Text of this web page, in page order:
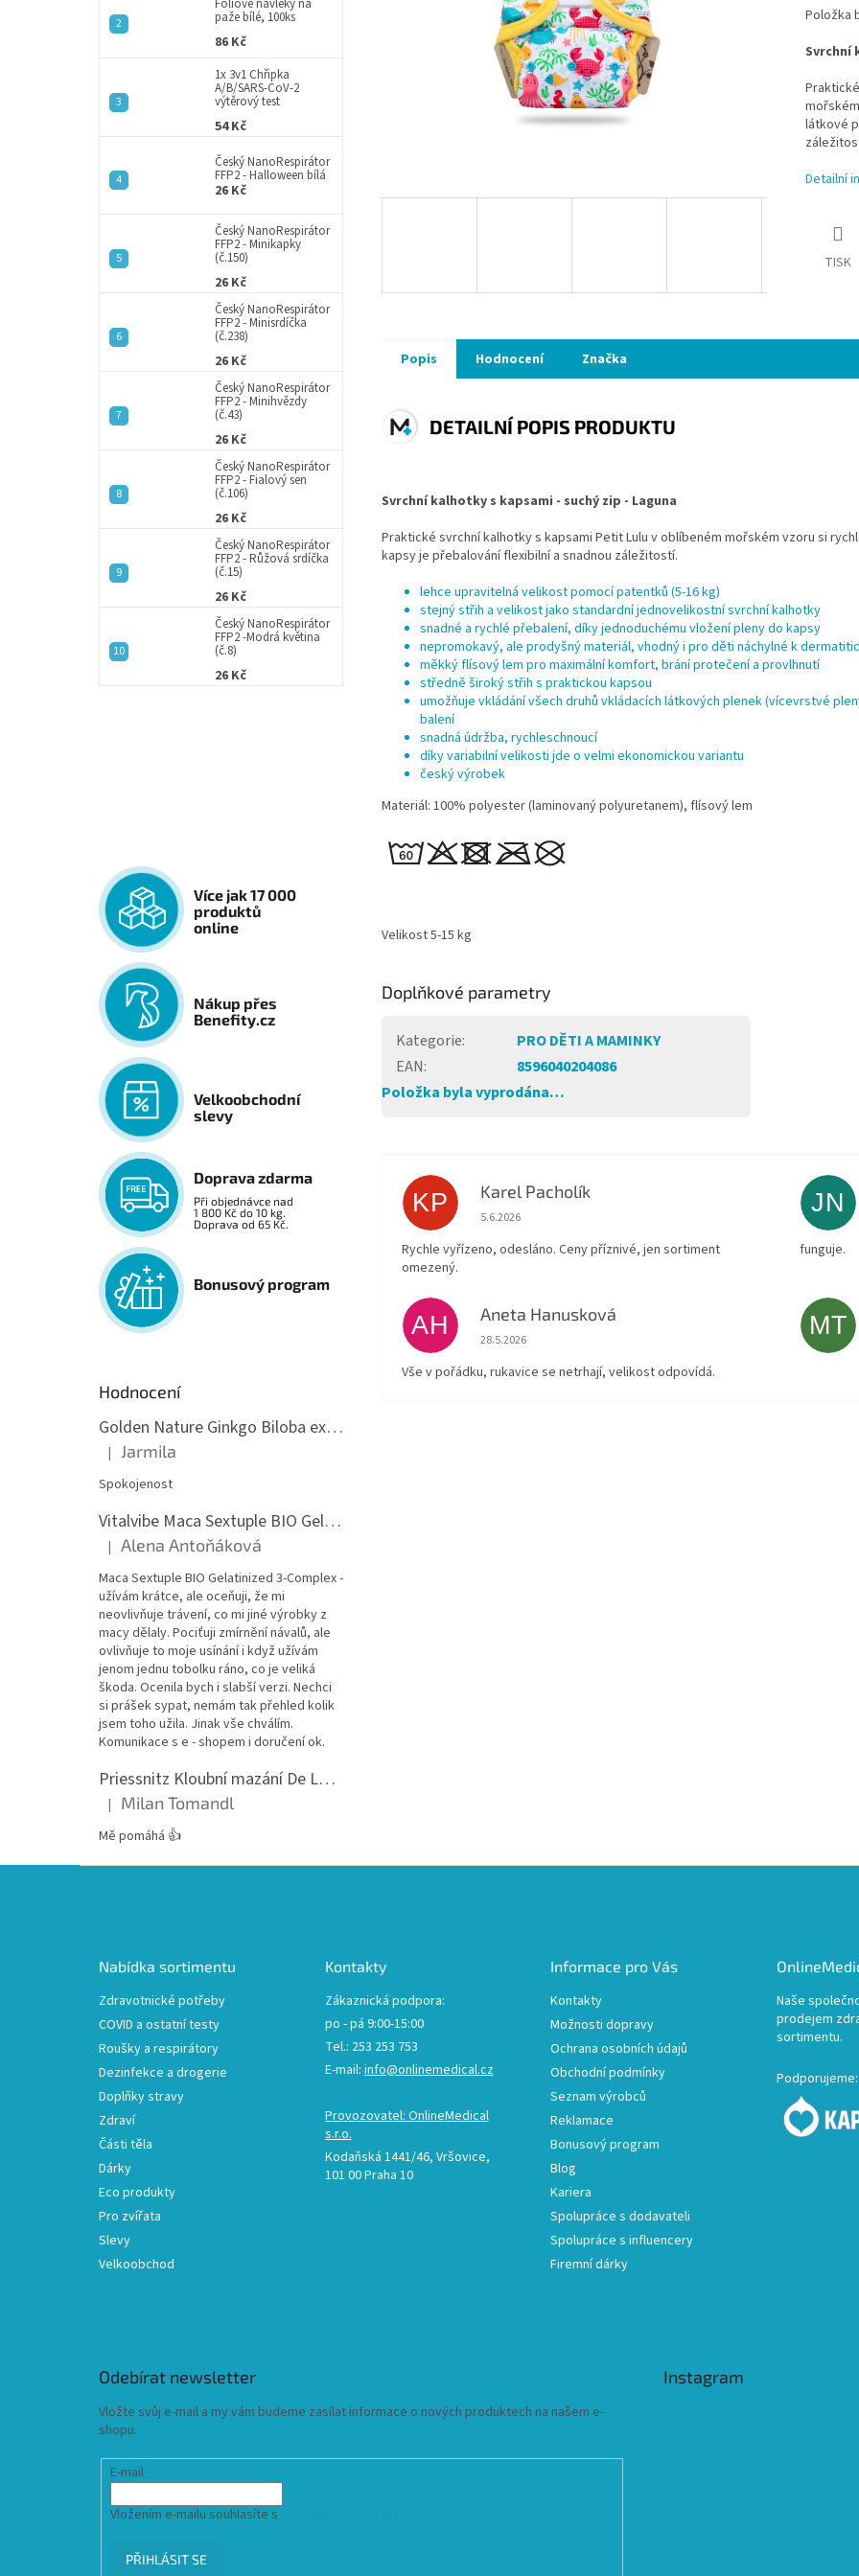
paže bílé, 100ks
86 Kč
1x 3v1 Chřipka
A/B/SARS-CoV-2
výtěrový test
54 Kč
Český NanoRespirátor
FFP2 - Halloween bílá
26 Kč
Český NanoRespirátor
FFP2 - Minikapky
(č.150)
26 Kč
Český NanoRespirátor
FFP2 - Minisrdíčka
(č.238)
26 Kč
Český NanoRespirátor
FFP2 - Minihvězdy
(č.43)
26 Kč
Český NanoRespirátor
FFP2 - Fialový sen
(č.106)
26 Kč
Český NanoRespirátor
FFP2 - Růžová srdíčka
(č.15)
26 Kč
Český NanoRespirátor
FFP2 -Modrá květina
(č.8)
26 Kč
Více jak 17 000
produktů
online
Nákup přes
Benefity.cz
Velkoobchodní
slevy
Doprava zdarma
Při objednávce nad
1 800 Kč do 10 kg.
Doprava od 65 Kč.
Bonusový program
Hodnocení
Golden Nature Ginkgo Biloba extrakt 50:1 60mg, 100 kapslí
Hodnocení produktu je 5 z 5 hvězdiček.
| Jarmila
Spokojenost
Vitalvibe Maca Sextuple BIO Gelatinized 3-Complex, 60 kapslí
Hodnocení produktu je 5 z 5 hvězdiček.
| Alena Antoňáková
Maca Sextuple BIO Gelatinized 3-Complex -
užívám krátce, ale oceňuji, že mi
neovlivňuje trávení, co mi jiné výrobky z
macy dělaly. Pociťuji zmírnění návalů, ale
ovlivňuje to moje usínání i když užívám
jenom jednu tobolku ráno, co je veliká
škoda. Ocenila bych i slabší verzi. Nechci
si prášek sypat, nemám tak přehled kolik
jsem toho užila. Jinak vše chválím.
Komunikace s e - shopem i doručení ok.
Priessnitz Kloubní mazání De Luxe, 200ml
Hodnocení produktu je 5 z 5 hvězdiček.
| Milan Tomandl
Mě pomáhá 👍
Položka
Svrchní
látkové
Detailní
TISK
Popis Hodnocení Značka
DETAILNÍ POPIS PRODUKTU
Svrchní kalhotky s kapsami - suchý zip - Laguna
Praktické svrchní kalhotky s kapsami Petit Lulu v oblíbeném mořském vzoru si
kapsy je přebalování flexibilní a snadnou záležitostí.
lehce upravitelná velikost pomocí patentků (5-16 kg)
stejný střih a velikost jako standardní jednovelikostní svrchní kalhotky
snadné a rychlé přebalení, díky jednoduchému vložení pleny do kapsy
nepromokavý, ale prodyšný materiál, vhodný i pro děti náchylné k
měkký flísový lem pro maximální komfort, brání protečení a provlhnutí
středně široký střih s praktickou kapsou
umožňuje vkládání všech druhů vkládacích látkových plenek (vícevrstvé
balení
snadná údržba, rychleschnoucí
díky variabilní velikosti jde o velmi ekonomickou variantu
český výrobek
Materiál: 100% polyester (laminovaný polyuretanem), flísový lem
Velikost 5-15 kg
Doplňkové parametry
Kategorie:
PRO DĚTI A MAMINKY
EAN:
8596040204086
Položka byla vyprodána…
KP Karel Pacholík
Hodnocení obchodu je 4 z 5 hvězdiček.
5.6.2026
Rychle vyřízeno, odesláno. Ceny příznivé, jen sortiment
omezený.
JN
funguje.
AH Aneta Hanusková
Hodnocení obchodu je 5 z 5 hvězdiček.
28.5.2026
Vše v pořádku, rukavice se netrhají, velikost odpovídá.
MT
Nabídka sortimentu
Zdravotnické potřeby
COVID a ostatní testy
Roušky a respirátory
Dezinfekce a drogerie
Doplňky stravy
Zdraví
Části těla
Dárky
Eco produkty
Pro zvířata
Slevy
Velkoobchod
Kontakty
Zákaznická podpora:
po - pá 9:00-15:00
Tel.: 253 253 753
E-mail: info@onlinemedical.cz
Provozovatel: OnlineMedical
s.r.o.
Kodaňská 1441/46, Vršovice,
101 00 Praha 10
Informace pro Vás
Kontakty
Možnosti dopravy
Ochrana osobních údajů
Obchodní podmínky
Seznam výrobců
Reklamace
Bonusový program
Blog
Kariera
Spolupráce s dodavateli
Spolupráce s influencery
Firemní dárky
Naše
prodejem
sortimentu.
Podporujeme:
Odebírat newsletter
Vložte svůj e-mail a my vám budeme zasílat informace o nových produktech na našem e-
shopu.
E-mail
Vložením e-mailu souhlasíte s
PŘIHLÁSIT SE
Instagram